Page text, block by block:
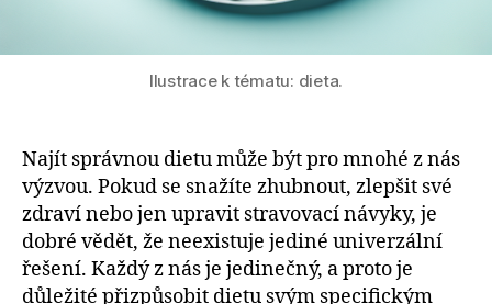
Ilustrace k tématu: dieta.
Najít správnou dietu může být pro mnohé z nás
výzvou. Pokud se snažíte zhubnout, zlepšit své
zdraví nebo jen upravit stravovací návyky, je
dobré vědět, že neexistuje jediné univerzální
řešení. Každý z nás je jedinečný, a proto je
důležité přizpůsobit dietu svým specifickým